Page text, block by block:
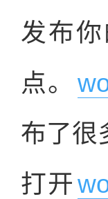
发布
点。
布了很
打开